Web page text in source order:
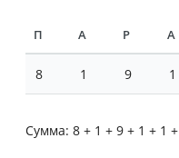
П А Р А
8 1 9 1
Сумма: 8 + 1 + 9 + 1 + 1